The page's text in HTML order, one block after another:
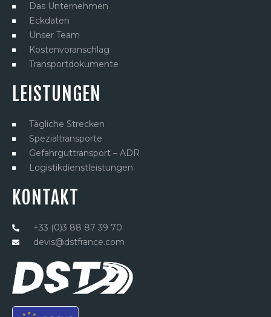
Das Unternehmen
Eckdaten
Unser Team
Kostenvoranschlag
Transportdokumente
LEISTUNGEN
Tägliche Strecken
Spezialtransporte
Gefahrguttransport – ADR
Logistikdienstleistungen
KONTAKT
+33 (0)3 88 87 39 70
devis@dstfrance.com